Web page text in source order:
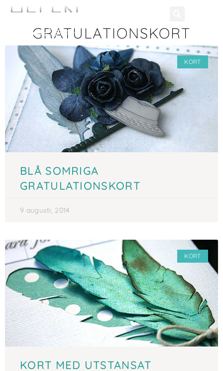
GRATULATIONSKORT
KORT
BLÅ SOMRIGA
GRATULATIONSKORT
9 augusti, 2014
KORT
KORT MED UTSTANSAT